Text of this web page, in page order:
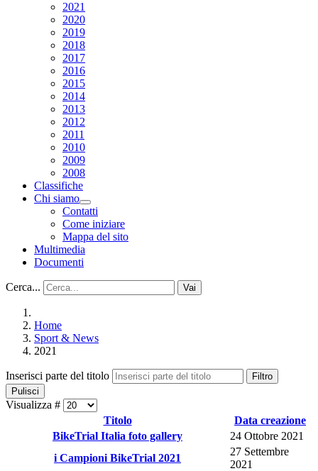
2021
2020
2019
2018
2017
2016
2015
2014
2013
2012
2011
2010
2009
2008
Classifiche
Chi siamo
Contatti
Come iniziare
Mappa del sito
Multimedia
Documenti
Cerca... Vai
Home
Sport & News
2021
Inserisci parte del titolo
Filtro
Pulisci
Visualizza #
Titolo
Data creazione
BikeTrial Italia foto gallery
24 Ottobre 2021
i Campioni BikeTrial 2021
27 Settembre
2021